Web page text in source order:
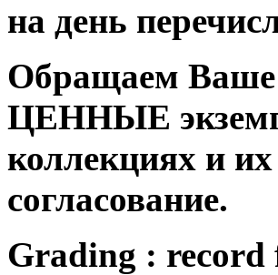
на день
Обращаем
ЦЕННЫЕ
коллекциях и
согласование.
Grading : record